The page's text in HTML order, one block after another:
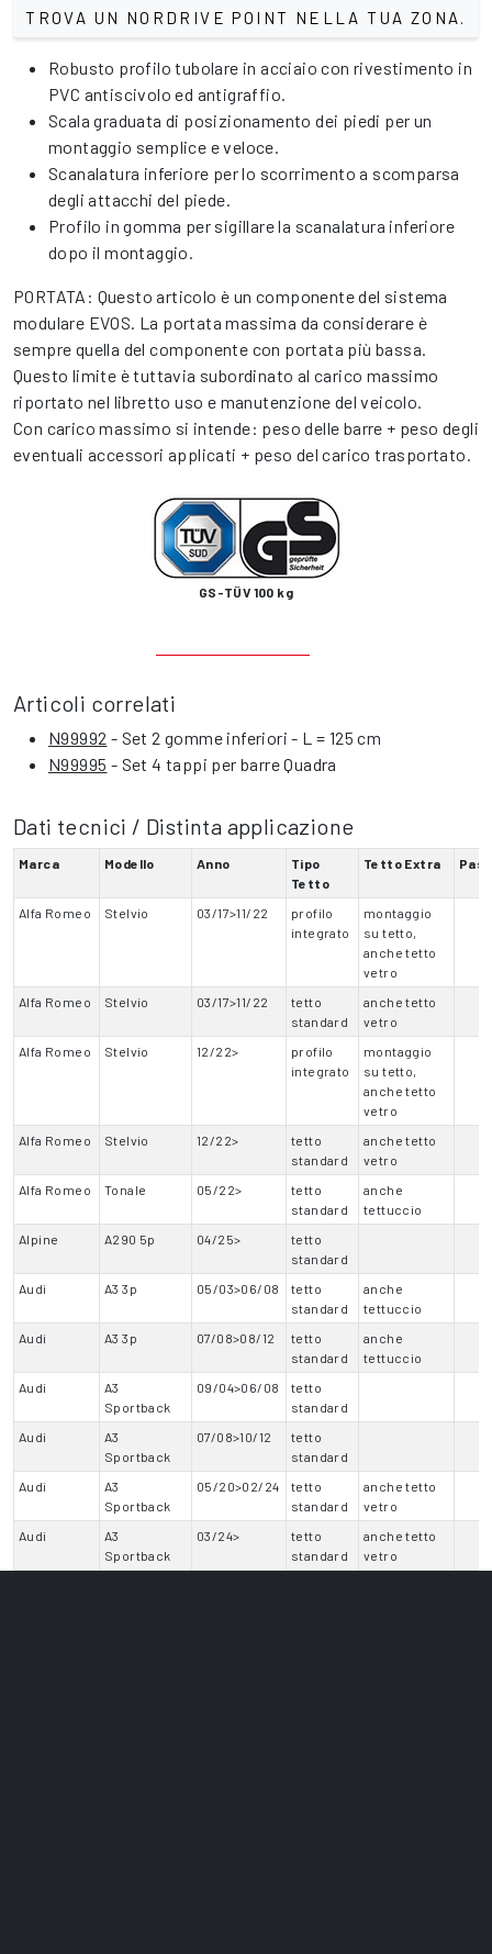
TROVA UN NORDRIVE POINT NELLA TUA ZONA.
Robusto profilo tubolare in acciaio con rivestimento in
PVC antiscivolo ed antigraffio.
Scala graduata di posizionamento dei piedi per un
montaggio semplice e veloce.
Scanalatura inferiore per lo scorrimento a scomparsa
degli attacchi del piede.
Profilo in gomma per sigillare la scanalatura inferiore
dopo il montaggio.
PORTATA: Questo articolo è un componente del sistema
modulare EVOS. La portata massima da considerare è
sempre quella del componente con portata più bassa.
Questo limite è tuttavia subordinato al carico massimo
riportato nel libretto uso e manutenzione del veicolo.
Con carico massimo si intende: peso delle barre + peso degli
eventuali accessori applicati + peso del carico trasportato.
GS-TÜV 100 kg
Articoli correlati
N99992 - Set 2 gomme inferiori - L = 125 cm
N99995 - Set 4 tappi per barre Quadra
Dati tecnici / Distinta applicazione
Marca Modello Anno
Tipo
Tetto
Tetto Extra
Alfa Romeo Stelvio 03/17>11/22
profilo
integrato
montaggio
su tetto,
anche tetto
vetro
Alfa Romeo
Stelvio 03/17>11/22
tetto
standard
anche tetto
vetro
Alfa Romeo
Stelvio 12/22>
profilo
integrato
montaggio
su tetto,
anche tetto
vetro
Alfa Romeo
Stelvio 12/22>
tetto
standard
anche tetto
vetro
Alfa Romeo
Tonale 05/22>
tetto
standard
anche
tettuccio
Alpine
A290 5p 04/25>
tetto
standard
Audi
A3 3p 05/03>06/08
tetto
standard
anche
tettuccio
Audi
A3 3p 07/08>08/12
tetto
standard
anche
tettuccio
Audi
A3
Sportback
09/04>06/08
tetto
standard
Audi
A3
Sportback
07/08>10/12
tetto
standard
Audi
A3
Sportback
05/20>02/24
tetto
standard
anche tetto
vetro
Audi
A3
Sportback
03/24>
tetto
standard
anche tetto
vetro